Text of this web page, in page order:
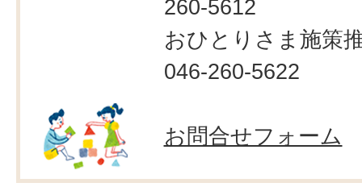
260-5612
おひとりさま施策
046-260-5622
お問合せフォーム